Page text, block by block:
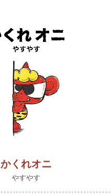
かくれオニ
やすやす